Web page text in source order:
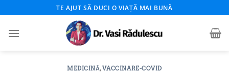
to
content
TE AJUT SĂ DUCI O VIAȚĂ MAI BUNĂ
MEDICINĂ,VACCINARE-COVID